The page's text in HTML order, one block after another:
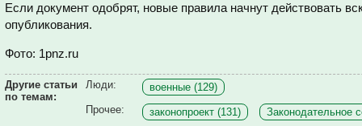
Если документ одобрят, новые правила начнут действовать
опубликования.
Фото: 1pnz.ru
Другие статьи
по темам:
Люди:
военные (129)
Прочее:
законопроект (131) Законодательное